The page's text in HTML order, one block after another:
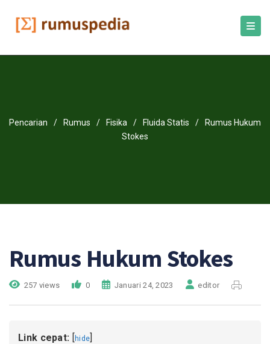
Pencarian / Rumus / Fisika / Fluida Statis /
Rumus Hukum
Stokes
Rumus Hukum Stokes
257 views 0 Januari 24, 2023 editor
Link cepat: [hide]